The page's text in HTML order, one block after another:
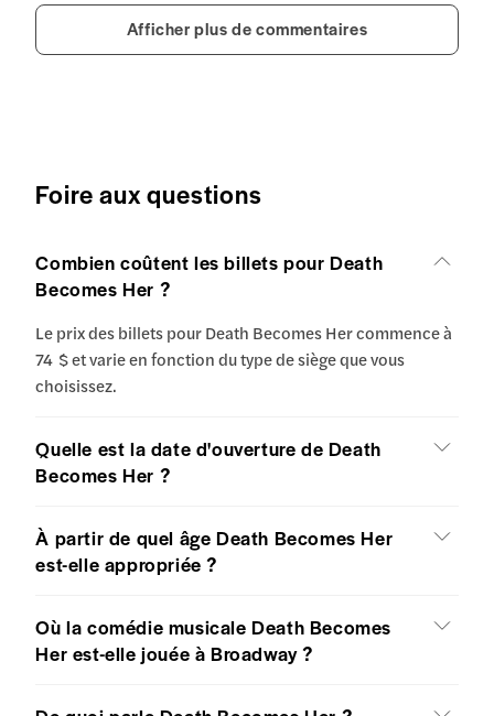
Afficher plus de commentaires
Foire aux questions
Combien coûtent les billets pour Death
Becomes Her ?
Le prix des billets pour Death Becomes Her commence à
74 $ et varie en fonction du type de siège que vous
choisissez.
Quelle est la date d'ouverture de Death
Becomes Her ?
À partir de quel âge Death Becomes Her
est-elle appropriée ?
Où la comédie musicale Death Becomes
Her est-elle jouée à Broadway ?